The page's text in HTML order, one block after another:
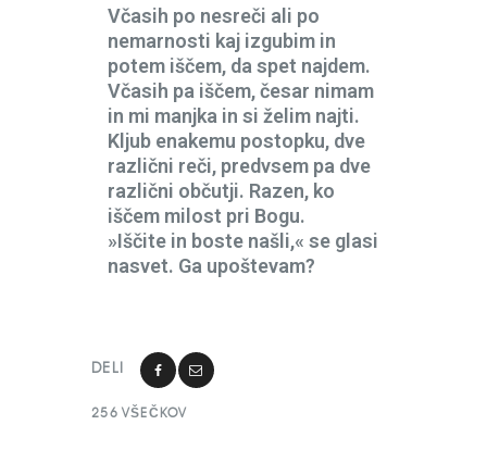
Včasih po nesreči ali po
nemarnosti kaj izgubim in
potem iščem, da spet najdem.
Včasih pa iščem, česar nimam
in mi manjka in si želim najti.
Kljub enakemu postopku, dve
različni reči, predvsem pa dve
različni občutji. Razen, ko
iščem milost pri Bogu.
»Iščite in boste našli,« se glasi
nasvet. Ga upoštevam?
DELI
256 VŠEČKOV